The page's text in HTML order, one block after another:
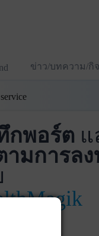
ข่าว/บทความ/กิ
กพอร์ต แ
ามการล